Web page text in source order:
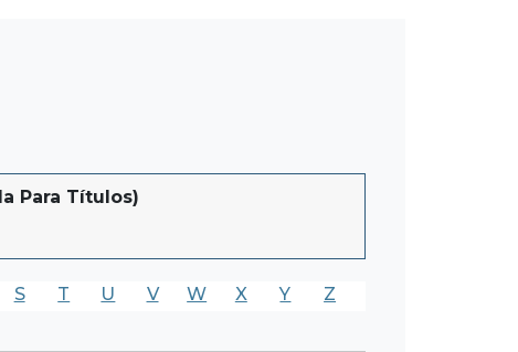
Para Títulos)
S T U V W X Y Z